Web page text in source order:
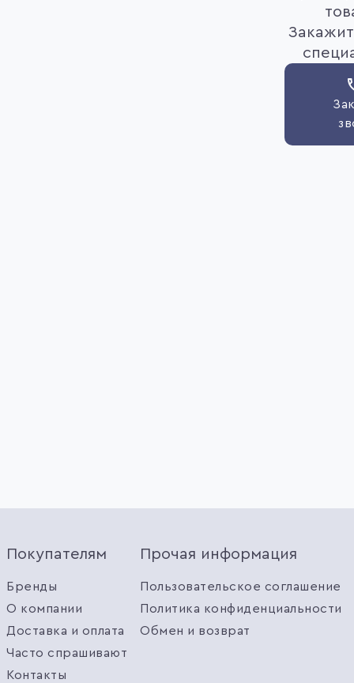
Покупателям
Бренды
О компании
Доставка и оплата
Часто спрашивают
Контакты
Прочая информация
Пользовательское соглашение
Политика конфиденциальности
Обмен и возврат